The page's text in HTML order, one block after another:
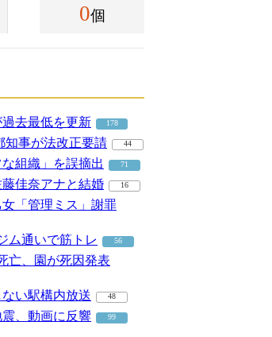
0個
去最低を更新 178
知事が法改正要請 44
組織」を誤摘出 71
佳奈アナと結婚 16
「管理ミス」謝罪
ム通いで筋トレ 56
亡、園が死因発表
い駅構内放送 48
、動画に反響 99